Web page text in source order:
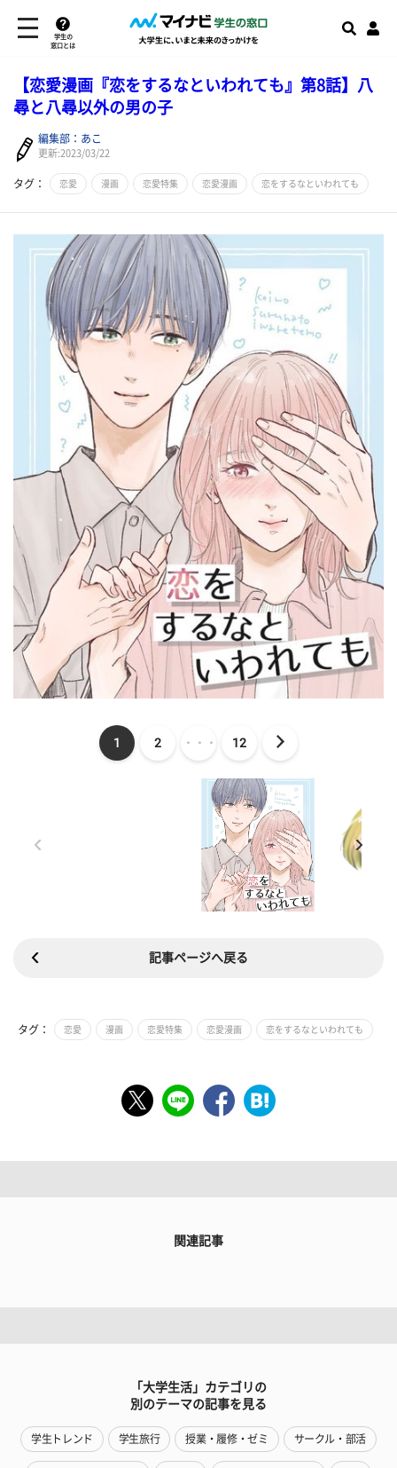
学生の
窓口とは
【恋愛漫画『恋をするなといわれても』第8話】八
尋と八尋以外の男の子
編集部：あこ
更新:2023/03/22
タグ： 恋愛 漫画 恋愛特集 恋愛漫画 恋をするなといわれても
1 2 ・・・ 12
記事ページへ戻る
タグ： 恋愛 漫画 恋愛特集 恋愛漫画 恋をするなといわれても
関連記事
「大学生活」カテゴリの
別のテーマの記事を見る
学生トレンド 学生旅行 授業・履修・ゼミ サークル・部活